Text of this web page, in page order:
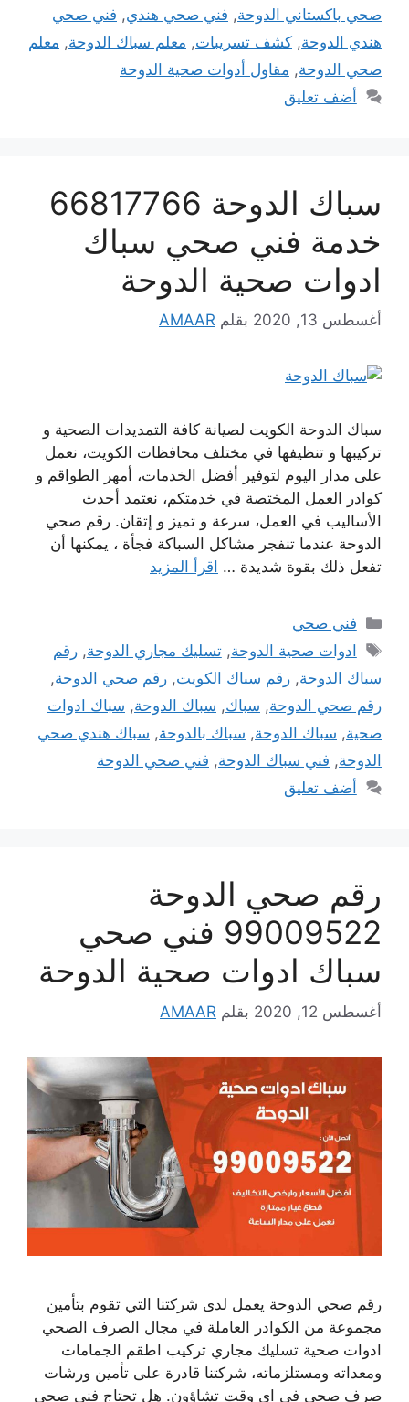
صحي باكستاني الدوحة, فني صحي هندي, فني صحي
هندي الدوحة, كشف تسريبات, معلم سباك الدوحة, معلم
صحي الدوحة, مقاول أدوات صحية الدوحة
أضف تعليق
سباك الدوحة 66817766
خدمة فني صحي سباك
ادوات صحية الدوحة
أغسطس 13, 2020 بقلم AMAAR
سباك الدوحة الكويت لصيانة كافة التمديدات الصحية و
تركيبها و تنظيفها في مختلف محافظات الكويت، نعمل
على مدار اليوم لتوفير أفضل الخدمات، أمهر الطواقم و
كوادر العمل المختصة في خدمتكم، نعتمد أحدث
الأساليب في العمل، سرعة و تميز و إتقان. رقم صحي
الدوحة عندما تنفجر مشاكل السباكة فجأة ، يمكنها أن
تفعل ذلك بقوة شديدة … اقرأ المزيد
التصنيفات
فني صحي
الوسوم
ادوات صحية الدوحة,تسليك مجاري الدوحة,رقم
سباك الدوحة, رقم سباك الكويت, رقم صحي الدوحة,
رقم صحي الدوحة, سباك, سباك الدوحة, سباك ادوات
صحية, سباك الدوحة, سباك بالدوحة, سباك هندي صحي
الدوحة, فني سباك الدوحة, فني صحي الدوحة
أضف تعليق
رقم صحي الدوحة
99009522 فني صحي
سباك ادوات صحية الدوحة
أغسطس 12, 2020 بقلم AMAAR
رقم صحي الدوحة يعمل لدى شركتنا التي تقوم بتأمين
مجموعة من الكوادر العاملة في مجال الصرف الصحي
ادوات صحية تسليك مجاري تركيب اطقم الجمامات
ومعداته ومستلزماته، شركتنا قادرة على تأمين ورشات
صرف صحي في اي وقت تشاؤون. هل تحتاج فني صحي